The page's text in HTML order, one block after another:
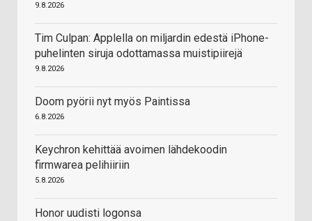
9.8.2026
Tim Culpan: Applella on miljardin edestä iPhone-
puhelinten siruja odottamassa muistipiirejä
9.8.2026
Doom pyörii nyt myös Paintissa
6.8.2026
Keychron kehittää avoimen lähdekoodin
firmwarea pelihiiriin
5.8.2026
Honor uudisti logonsa